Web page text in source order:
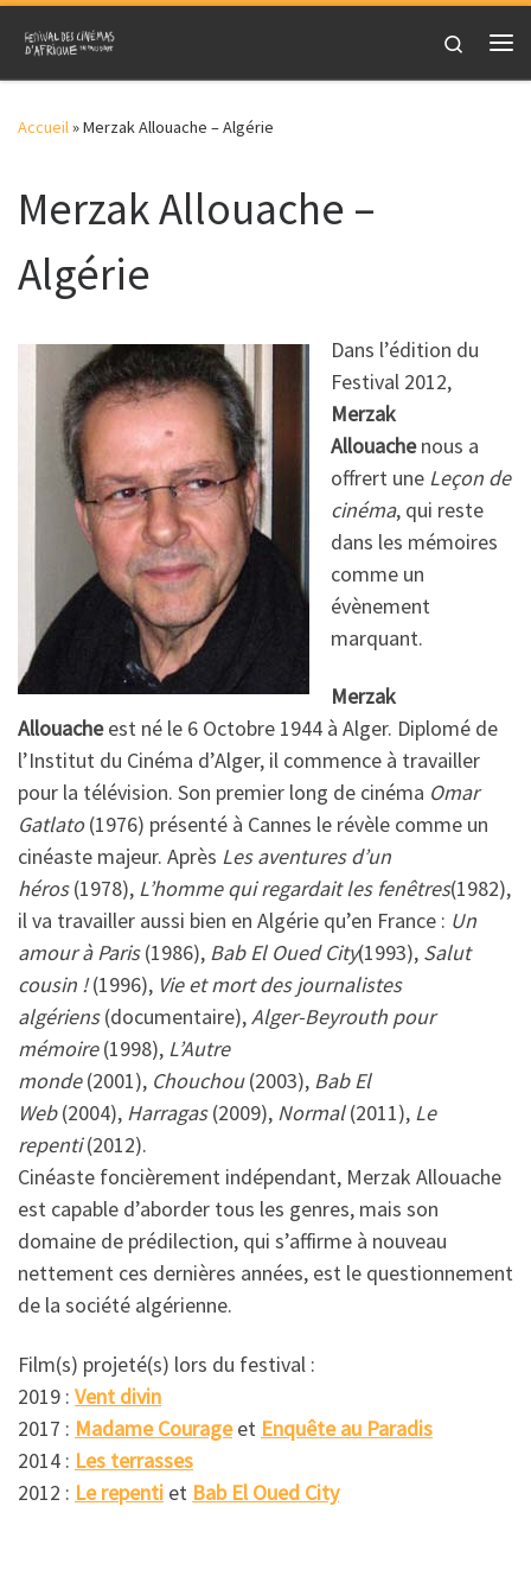
Skip to content
Search
Accueil»Merzak Allouache – Algérie
Merzak Allouache –
Algérie
Dans l’édition du
Festival 2012,
Merzak
Allouachenous a
offrert une Leçon de
cinéma, qui reste
dans les mémoires
comme un
évènement
marquant.
Merzak
Allouacheest né le 6 Octobre 1944 à Alger. Diplomé de
l’Institut du Cinéma d’Alger, il commence à travailler
pour la télévision. Son premier long de cinéma Omar
Gatlato(1976) présenté à Cannes le révèle comme un
cinéaste majeur. Après Les aventures d’un
héros(1978), L’homme qui regardait les fenêtres(1982),
il va travailler aussi bien en Algérie qu’en France : Un
amour à Paris(1986), Bab El Oued City(1993), Salut
cousin !(1996), Vie et mort des journalistes
algériens(documentaire),Alger-Beyrouth pour
mémoire(1998), L’Autre
monde(2001), Chouchou(2003), Bab El
Web(2004), Harragas(2009), Normal(2011), Le
repenti(2012).
Cinéaste foncièrement indépendant, Merzak Allouache
est capable d’aborder tous les genres, mais son
domaine de prédilection, qui s’affirme à nouveau
nettement ces dernières années, est le questionnement
de la société algérienne.
Film(s) projeté(s) lors du festival :
2019 : Vent divin
2017 : Madame Courageet Enquête au Paradis
2014 : Les terrasses
2012 : Le repenti et Bab El Oued City